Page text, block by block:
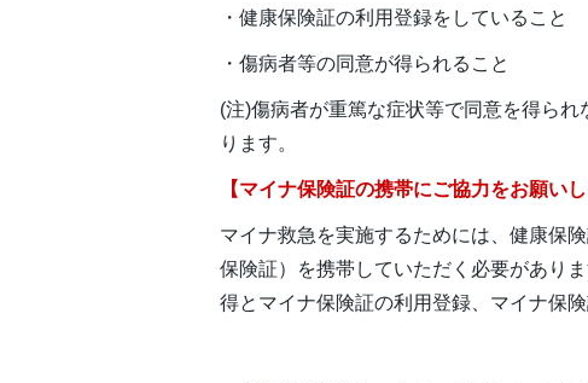
・健康保険証の利用登録をしていること
・傷病者等の同意が得られること
(注)傷病者が重篤な症状等で同意を得ら
ります。
【マイナ保険証の携帯にご協力をお願いし
マイナ救急を実施するためには、健康保
保険証）を携帯していただく必要があり
得とマイナ保険証の利用登録、マイナ保